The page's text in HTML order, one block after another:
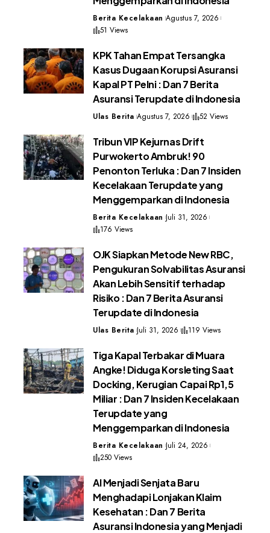
Berita Kecelakaan Agustus 7, 2026
51 Views
KPK Tahan Empat Tersangka
Kasus Dugaan Korupsi Asuransi
Kapal PT Pelni : Dan 7 Berita
Asuransi Terupdate di Indonesia
Ulas Berita Agustus 7, 2026 52 Views
Tribun VIP Kejurnas Drift
Purwokerto Ambruk! 90
Penonton Terluka : Dan 7 Insiden
Kecelakaan Terupdate yang
Menggemparkan di Indonesia
Berita Kecelakaan Juli 31, 2026
176 Views
OJK Siapkan Metode New RBC,
Pengukuran Solvabilitas Asuransi
Akan Lebih Sensitif terhadap
Risiko : Dan 7 Berita Asuransi
Terupdate di Indonesia
Ulas Berita Juli 31, 2026 119 Views
Tiga Kapal Terbakar di Muara
Angke! Diduga Korsleting Saat
Docking, Kerugian Capai Rp1,5
Miliar : Dan 7 Insiden Kecelakaan
Terupdate yang
Menggemparkan di Indonesia
Berita Kecelakaan Juli 24, 2026
250 Views
AI Menjadi Senjata Baru
Menghadapi Lonjakan Klaim
Kesehatan : Dan 7 Berita
Asuransi Indonesia yang Menjadi